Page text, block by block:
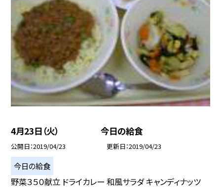
4月23日（火） 今日の給食
公開日 2019/04/23 更新日 2019/04/23
今日の給食
野菜３５０献立 ドライカレー 和風サラダ キャンディナッツ